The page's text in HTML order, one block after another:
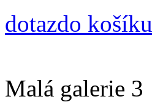
dotazdo košíku
Malá galerie 3